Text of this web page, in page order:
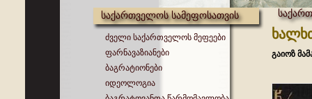
საქართველოს სამეფოსათვის
ძველი საქართველოს მეფეები
ფარნავაზიანები
ბაგრატიონები
იდეოლოგია
გაიოზ